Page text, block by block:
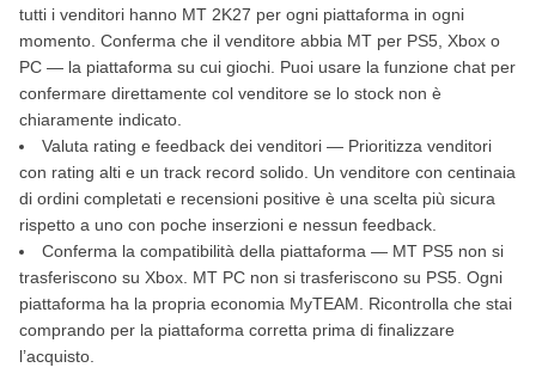
tutti i venditori hanno MT 2K27 per ogni piattaforma in ogni
momento. Conferma che il venditore abbia MT per PS5, Xbox o
PC — la piattaforma su cui giochi. Puoi usare la funzione chat per
confermare direttamente col venditore se lo stock non è
chiaramente indicato.
Valuta rating e feedback dei venditori — Prioritizza venditori
con rating alti e un track record solido. Un venditore con centinaia
di ordini completati e recensioni positive è una scelta più sicura
rispetto a uno con poche inserzioni e nessun feedback.
Conferma la compatibilità della piattaforma — MT PS5 non si
trasferiscono su Xbox. MT PC non si trasferiscono su PS5. Ogni
piattaforma ha la propria economia MyTEAM. Ricontrolla che stai
comprando per la piattaforma corretta prima di finalizzare
l’acquisto.